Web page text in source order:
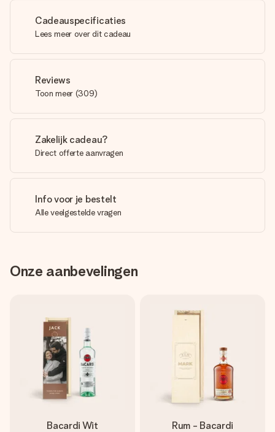
Cadeauspecificaties
Lees meer over dit cadeau
Reviews
Toon meer (309)
Zakelijk cadeau?
Direct offerte aanvragen
Info voor je bestelt
Alle veelgestelde vragen
Onze aanbevelingen
Bacardi Wit
Rum - Bacardi